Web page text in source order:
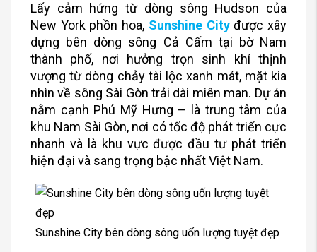
Lấy cảm hứng từ dòng sông Hudson của
New York phồn hoa, Sunshine Cityđược xây
dựng bên dòng sông Cả Cấm tại bờ Nam
thành phố, nơi hưởng trọn sinh khí thịnh
vượng từ dòng chảy tài lộc xanh mát, mặt kia
nhìn về sông Sài Gòn trải dài miên man. Dự án
nằm cạnh Phú Mỹ Hưng – là trung tâm của
khu Nam Sài Gòn, nơi có tốc độ phát triển cực
nhanh và là khu vực được đầu tư phát triển
hiện đại và sang trọng bậc nhất Việt Nam.
Sunshine City bên dòng sông uốn lượng tuyệt đẹp